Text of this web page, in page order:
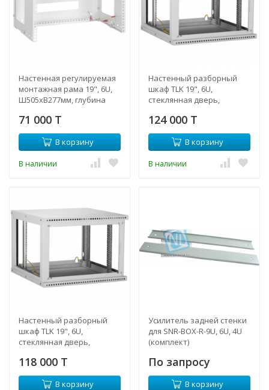
Настенная регулируемая
монтажная рама 19", 6U,
Ш505хВ277мм, глубина
71 000 T
В корзину
В наличии
Настенный разборный
шкаф TLK 19", 6U,
стеклянная дверь,
монтажных
направляющих, серый
124 000 T
В корзину
В наличии
Настенный разборный
шкаф TLK 19", 6U,
стеклянная дверь,
монтажных
направляющих, серый
118 000 T
В корзину
Усилитель задней стенки
для SNR-BOX-R-9U, 6U, 4U
(комплект)
По запросу
В корзину